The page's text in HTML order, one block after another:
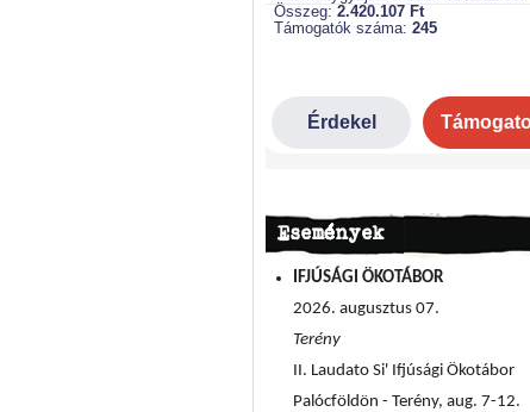
Események
IFJÚSÁGI ÖKOTÁBOR
2026. augusztus 07.
Terény
II. Laudato Si' Ifjúsági Ökotábor
Palócföldön - Terény, aug. 7-12.